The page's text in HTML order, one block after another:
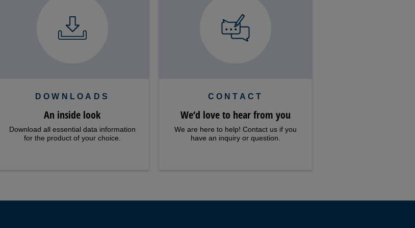
DOWNLOADS
An inside look
Download all essential data information
for the product of your choice.
CONTACT
We‘d love to hear from you
We are here to help! Contact us if you
have an inquiry or question.